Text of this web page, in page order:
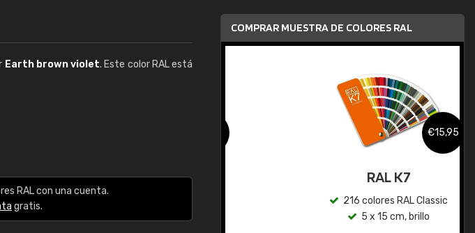
Earth brown violet. Este color RAL está
RAL con una cuenta.
gratis.
COMPRAR MUESTRA DE COLORES RAL
RAL K7 a base de agua
€15,95
216 colores RAL Classic
5 x 15 cm, brillo